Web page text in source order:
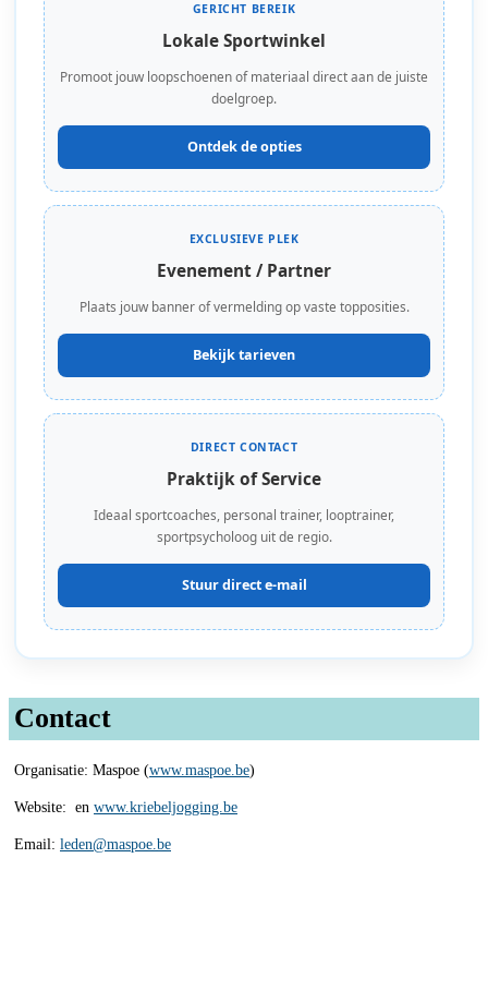
GERICHT BEREIK
Lokale Sportwinkel
Promoot jouw loopschoenen of materiaal direct aan de juiste
doelgroep.
Ontdek de opties
EXCLUSIEVE PLEK
Evenement / Partner
Plaats jouw banner of vermelding op vaste topposities.
Bekijk tarieven
DIRECT CONTACT
Praktijk of Service
Ideaal sportcoaches, personal trainer, looptrainer,
sportpsycholoog uit de regio.
Stuur direct e-mail
Contact
Organisatie: Maspoe (www.maspoe.be)
Website: en www.kriebeljogging.be
Email: leden@maspoe.be